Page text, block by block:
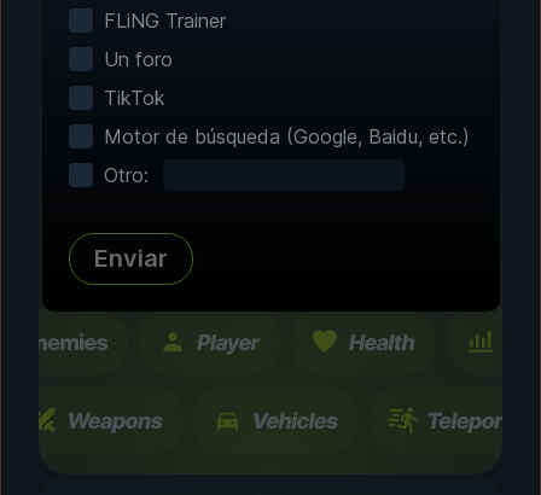
Paso 2 - Elige tus funciones
Personaliza tu
experiencia
son temporales y se pueden activar o
desactivar instantáneamente.
FLiNG Trainer
Un foro
TikTok
Motor de búsqueda (Google, Baidu, etc.)
Otro:
Enviar